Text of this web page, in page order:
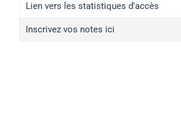
Lien vers les statistiques d'accès
Inscrivez vos notes ici